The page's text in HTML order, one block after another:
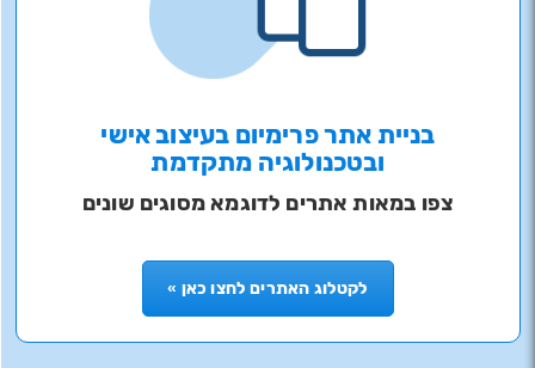
בניית אתר פרימיום בעיצוב אישי
ובטכנולוגיה מתקדמת
צפו במאות אתרים לדוגמא מסוגים שונים
לקטלוג האתרים לחצו כאן »